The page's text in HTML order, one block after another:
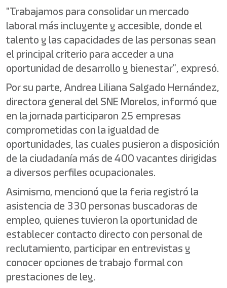
"Trabajamos para consolidar un mercado
laboral más incluyente y accesible, donde el
talento y las capacidades de las personas sean
el principal criterio para acceder a una
oportunidad de desarrollo y bienestar", expresó.
Por su parte, Andrea Liliana Salgado Hernández,
directora general del SNE Morelos, informó que
en la jornada participaron 25 empresas
comprometidas con la igualdad de
oportunidades, las cuales pusieron a disposición
de la ciudadanía más de 400 vacantes dirigidas
a diversos perfiles ocupacionales.
Asimismo, mencionó que la feria registró la
asistencia de 330 personas buscadoras de
empleo, quienes tuvieron la oportunidad de
establecer contacto directo con personal de
reclutamiento, participar en entrevistas y
conocer opciones de trabajo formal con
prestaciones de ley.